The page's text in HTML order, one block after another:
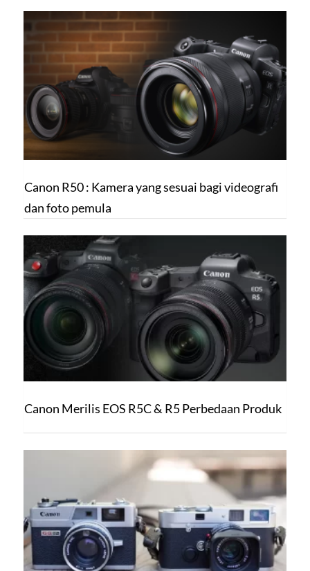
Canon R50 : Kamera yang sesuai bagi videografi
dan foto pemula
Canon Merilis EOS R5C & R5 Perbedaan Produk